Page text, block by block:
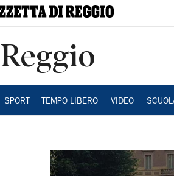
Reggio
SPORT TEMPO LIBERO VIDEO